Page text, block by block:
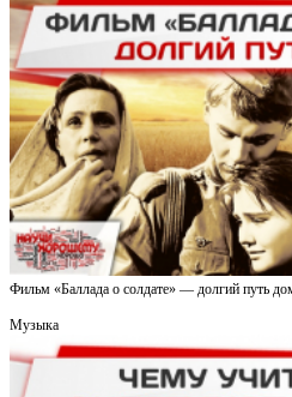
Фильм «Баллада о солдате» — долгий путь
Музыка